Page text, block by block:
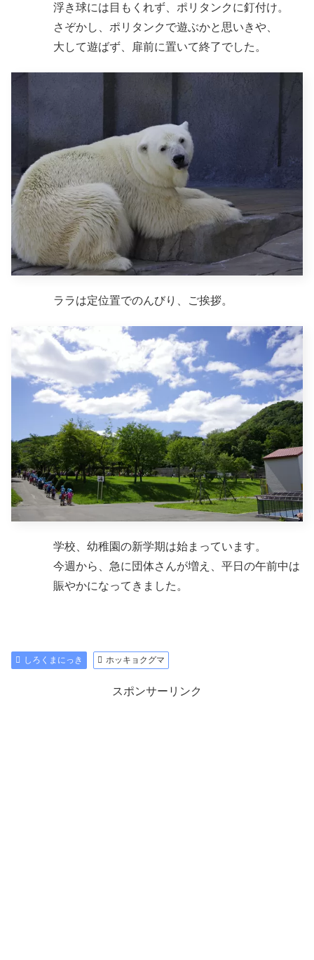
浮き球には目もくれず、ポリタンクに釘付け。
さぞかし、ポリタンクで遊ぶかと思いきや、
大して遊ばず、扉前に置いて終了でした。
ララは定位置でのんびり、ご挨拶。
学校、幼稚園の新学期は始まっています。
今週から、急に団体さんが増え、平日の午前中は
賑やかになってきました。
しろくまにっき ホッキョクグマ
スポンサーリンク